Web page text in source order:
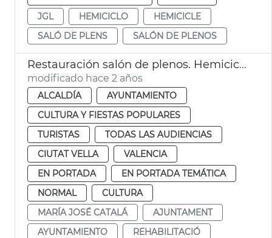
JGL
HEMICICLO
HEMICICLE
SALÓ DE PLENS
SALÓN DE PLENOS
Restauración salón de plenos. Hemiciclo
modificado hace 2 años
ALCALDÍA
AYUNTAMIENTO
CULTURA Y FIESTAS POPULARES
TURISTAS
TODAS LAS AUDIENCIAS
CIUTAT VELLA
VALENCIA
EN PORTADA
EN PORTADA TEMÁTICA
NORMAL
CULTURA
MARÍA JOSÉ CATALÁ
AJUNTAMENT
AYUNTAMIENTO
REHABILITACIÓ